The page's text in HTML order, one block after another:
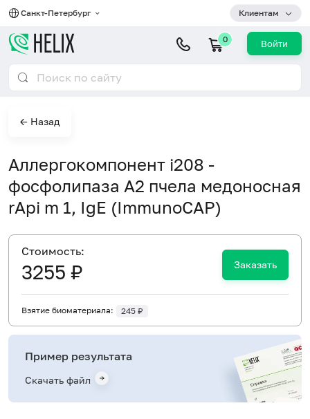
Санкт-Петербург Клиентам
0 Войти
← Назад
Аллергокомпонент i208 -
фосфолипаза А2 пчела медоносная
rApi m 1, IgE (ImmunoCAP)
Cтоимость:
3255 ₽ Заказать
Взятие биоматериала: 245 ₽
Пример результата
Скачать файл